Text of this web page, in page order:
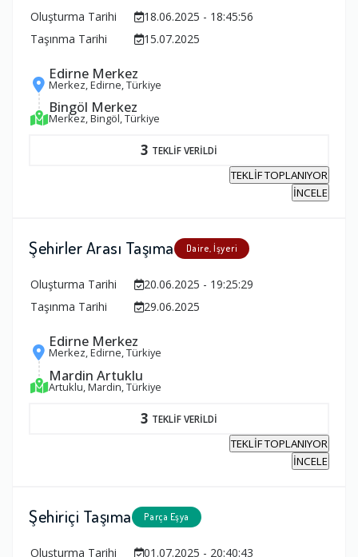
Oluşturma Tarihi
18.06.2025 - 18:45:56
Taşınma Tarihi
15.07.2025
Edirne Merkez
Merkez, Edirne, Türkiye
Bingöl Merkez
Merkez, Bingöl, Türkiye
3 TEKLİF VERİLDİ
TEKLİF TOPLANIYOR
İNCELE
Şehirler Arası Taşıma Daire, İşyeri
Oluşturma Tarihi
20.06.2025 - 19:25:29
Taşınma Tarihi
29.06.2025
Edirne Merkez
Merkez, Edirne, Türkiye
Mardin Artuklu
Artuklu, Mardin, Türkiye
3 TEKLİF VERİLDİ
TEKLİF TOPLANIYOR
İNCELE
Şehiriçi Taşıma Parça Eşya
Oluşturma Tarihi
01.07.2025 - 20:40:43